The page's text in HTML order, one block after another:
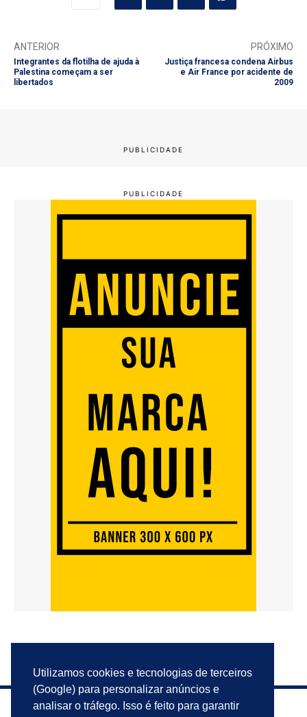
Utilizamos cookies e tecnologias de terceiros
(Google) para personalizar anúncios e
analisar o tráfego. Isso é feito para garantir
ANTERIOR
Integrantes da flotilha de ajuda à
Palestina começam a ser
libertados
PRÓXIMO
Justiça francesa condena Airbus
e Air France por acidente de
2009